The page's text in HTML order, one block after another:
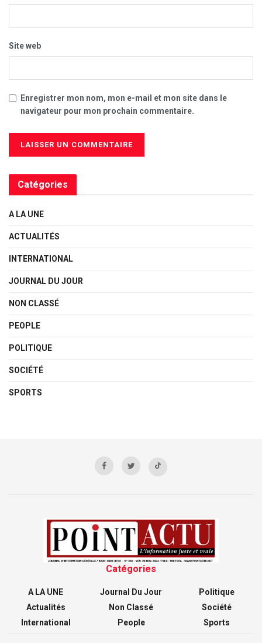
Site web
Enregistrer mon nom, mon e-mail et mon site dans le
navigateur pour mon prochain commentaire.
Catégories
A LA UNE
ACTUALITÉS
INTERNATIONAL
JOURNAL DU JOUR
NON CLASSÉ
PEOPLE
POLITIQUE
SOCIÉTÉ
SPORTS
Catégories
A LA UNE
Actualités
International
Journal Du Jour
Non Classé
People
Politique
Société
Sports